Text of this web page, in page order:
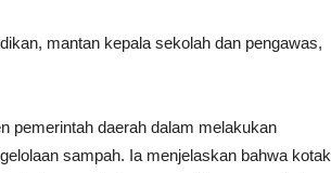
mantan kepala sekolah dan pengawas,
pemerintah daerah dalam melakukan
sampah. Ia menjelaskan bahwa kotak